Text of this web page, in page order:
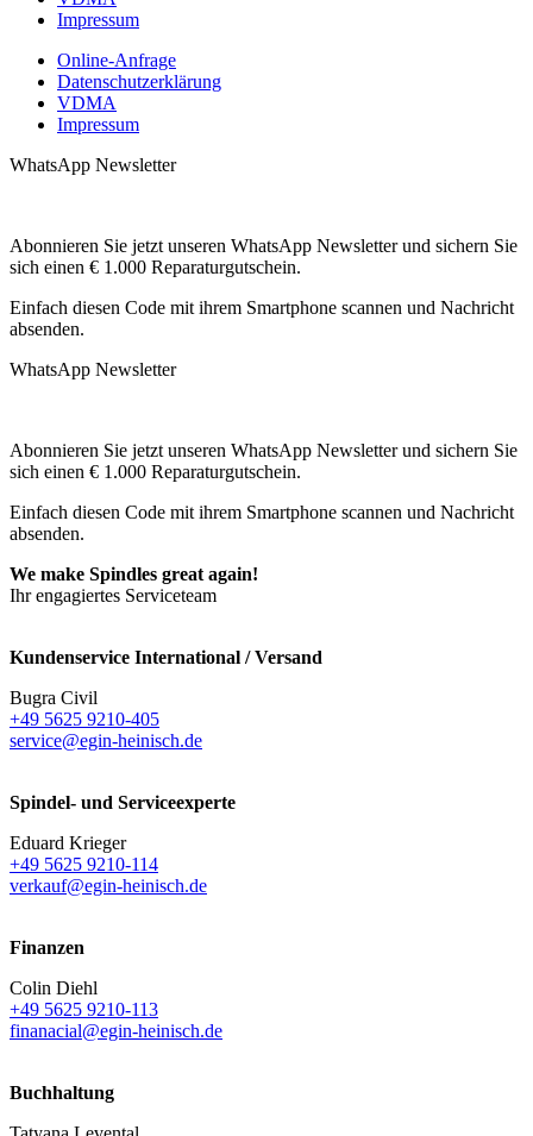
Impressum
Online-Anfrage
Datenschutzerklärung
VDMA
Impressum
WhatsApp Newsletter
Abonnieren Sie jetzt unseren WhatsApp Newsletter und sichern Sie
sich einen € 1.000 Reparaturgutschein.
Einfach diesen Code mit ihrem Smartphone scannen und Nachricht
absenden.
WhatsApp Newsletter
Abonnieren Sie jetzt unseren WhatsApp Newsletter und sichern Sie
sich einen € 1.000 Reparaturgutschein.
Einfach diesen Code mit ihrem Smartphone scannen und Nachricht
absenden.
We make Spindles great again!
Ihr engagiertes Serviceteam
Kundenservice International / Versand
Bugra Civil
+49 5625 9210-405
service@egin-heinisch.de
Spindel- und Serviceexperte
Eduard Krieger
+49 5625 9210-114
verkauf@egin-heinisch.de
Finanzen
Colin Diehl
+49 5625 9210-113
finanacial@egin-heinisch.de
Buchhaltung